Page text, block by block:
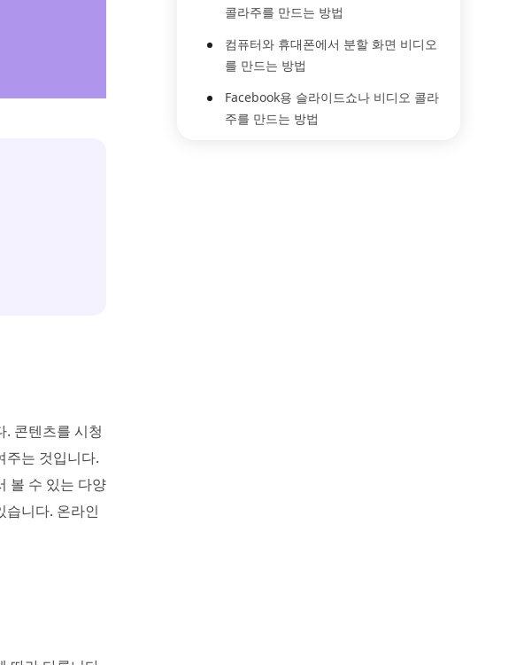
콘텐츠를 시청
주는 것입니다.
볼 수 있는 다양
습니다. 온라인
콜라주를 만드는 방법
컴퓨터와 휴대폰에서 분할 화면 비디오
를 만드는 방법
Facebook용 슬라이드쇼나 비디오 콜라
주를 만드는 방법